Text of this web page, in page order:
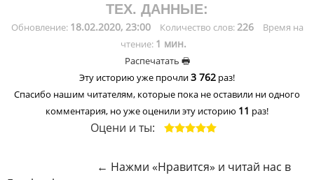
ТЕХ. ДАННЫЕ:
Обновление: 18.02.2020, 23:00 Количество слов:226
Время на
чтение: 1 мин.
Распечатать 🖶
Эту историю уже прочли3 762 раз!
Спасибо нашим читателям, которые пока не оставили ни одного
комментария, но уже оценили эту историю 11 раз!
Оцени и ты:
← Нажми «Нравится» и читай нас в